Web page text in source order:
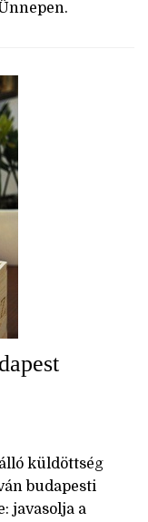
küldöttség
budapesti
javasolja a